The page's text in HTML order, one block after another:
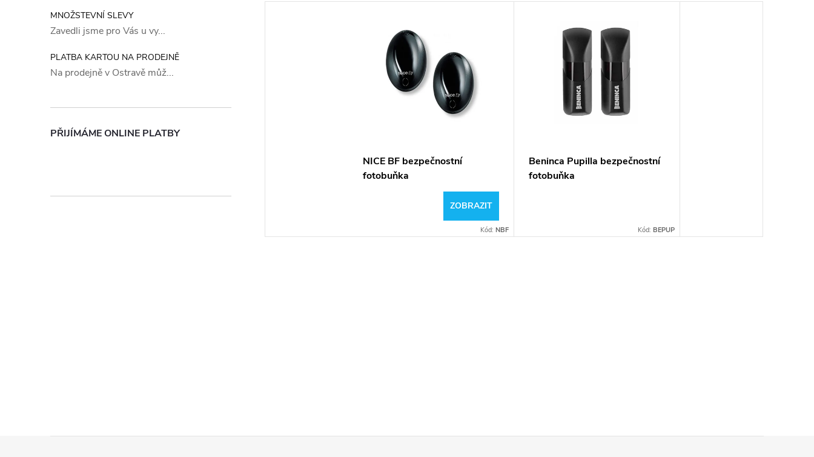
MNOŽSTEVNÍ SLEVY
Zavedli jsme pro Vás u vy...
PLATBA KARTOU NA PRODEJNĚ
Na prodejně v Ostravě můž...
PŘIJÍMÁME ONLINE PLATBY
NICE BF bezpečnostní
fotobuňka
ZOBRAZIT
Kód: NBF
Beninca Pupilla bezpečnostní
fotobuňka
Kód: BEPUP